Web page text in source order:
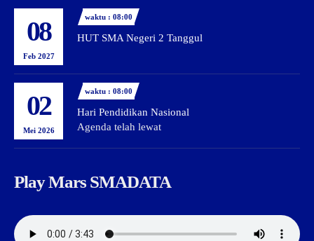
08
Feb 2027
waktu : 08:00
HUT SMA Negeri 2 Tanggul
02
Mei 2026
waktu : 08:00
Hari Pendidikan Nasional
Agenda telah lewat
Play Mars SMADATA